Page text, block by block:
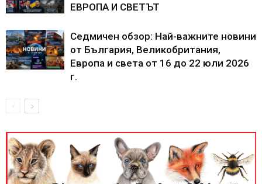
ЕВРОПА И СВЕТЪТ
Седмичен обзор: Най-важните новини
от България, Великобритания,
Европа и света от 16 до 22 юли 2026
г.